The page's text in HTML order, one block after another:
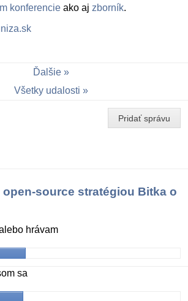
konferencie ako aj zborník.
Ďalšie
Všetky udalosti
Pridať správu
open-source stratégiou Bitka o
hrávam
sa